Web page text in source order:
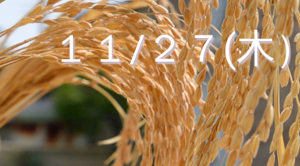
１１/２７(木